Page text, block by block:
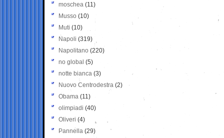
moschea (11)
Musso (10)
Muti (10)
Napoli (319)
Napolitano (220)
no global (5)
notte bianca (3)
Nuovo Centrodestra (2)
Obama (11)
olimpiadi (40)
Oliveri (4)
Pannella (29)